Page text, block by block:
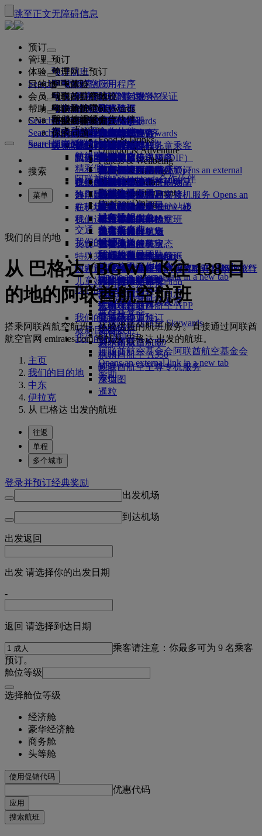
跳至正文无障碍信息
预订
预订
预订航班
搜索航班
航班时刻表
特惠机票
特别优惠
最佳票价搜索
计划行程
预订酒店
旅游项目和活动
旅行服务
迎宾接机服务迎宾接机服务 Opens an
external link in a new tab
迪拜转机服务
交通
机场接送
预订租车
航空公司合作伙伴
关于网上预订
阿联酋航空应用程序
阿联酋航空最优价格保证
座位选择
票价保留
阿联酋航空应用程序
Search flight
管理
管理
管理预订
检索预订
取消预订
更改预订
选择你的座位
升级航班
管理专车接送服务
预订无障碍旅行
在线办理登机手续
值机选项
航班状态
起飞前
起飞前
旅行信息
危险品手册
规则与公告
健康
医疗信息表（MEDIF）
餐食信息
阿联酋禁止携带的物品
迪拜国际机场
阿联酋航空 3 号航站楼
航站楼之间中转
抵达及离开机场
班车接送服务
行李
行李信息
行李信息
托运行李
随身行李
购买更多行李额度
额外托运行李额度
迪拜行李服务
行李延误或损坏
签证和护照
查找签证要求
签证和护照信息
美国旅行授权
阿联酋签证
Search flight
体验
空中体验
航班都有哪些设施与服务？
舱等特色
头等舱
商务舱
豪华经济舱
经济舱
机上舒适用品
机上娱乐
ice系统中的节目
ice直播电视
机上Wi-Fi
儿童娱乐
美食
头等舱美食
商务舱美食
豪华经济舱用餐
经济舱美食
饮料
我们的机队
波音777
阿联酋航空A380
阿联酋航空 A350
阿联酋航空至尊专机服务
座位图
阿联酋航空体验
你的旅程由此开始
阿联酋航空体验
专车接送服务
阿联酋航空服务
季节和节日
无接触旅程
我们的候机室
头等舱贵宾室
商务舱候机室
全球各地的候机室
合作伙伴候机室
付费使用候机室
马哈巴贵宾室
阿联酋航空购物
阿联酋航空免税商品
阿联酋航空官方商店
家庭旅行
和家人一同出行
规划你的家庭旅行
无成人陪伴的儿童乘客
怀孕
行李额度
儿童和婴儿票价规则
儿童安全座椅和摇篮
在机场
机上
携孩子旅行
携婴儿旅行
婴儿随身行李限额
儿童和婴儿餐食
儿童娱乐
儿童娱乐
儿童玩具
儿童活动
飞悦卓越
飞悦卓越
飞悦卓越的理由
关于我们
关于我们
我们的故事
媒体中心媒体中心 Opens an external
link in a new tab
集团公司
安全
财务透明
负责任企业
我们的员工
我们的领导团队
工作机会工作机会 Opens an external
link in a new tab
我们的地球
运营方面可持续发展
环保政策
环境报告
我们的社区
阿联酋航空基金会阿联酋航空基金会
Opens an external link in a new tab
赞助
Search flight
目的地
我们的目的地
目的地
我们的目的地
亚太地区
美洲
非洲
欧洲
中东
热门目的地
飞往伦敦的航班
飞往曼彻斯特的航班
飞往巴黎的航班
飞往米兰的航班
飞往巴塞罗那的航班
探索迪拜
飞往迪拜的航班
北京飞往迪拜
广州飞往迪拜
上海飞往迪拜
最新目的地
赫尔辛基
杭州
岘港
深圳
暹粒
Explore Dubai
Explore Dubai
Explore
Food & Drinks
Outdoor & Adventure
Fitness & Wellbeing
Culture & Heritage
Beach & Marine
Family entertainment
Outdoor Dining
我们的旅行合作伙伴
空中和地面合作伙伴
我们的旅行合作伙伴
澳洲航空
flydubai
阿联酋航空Skywards合作伙伴
探索
探索阿联酋航空目的地
航线图
精彩假日
海滩目的地
野外生活假日
历史和文化假日
城市休闲
美食家度假
Search flight
会员
阿联酋航空Skywards
加入阿联酋航空 Skywards
关于阿联酋航空Skywards
会员级别
迪拜航空
现金+里程
数字会员卡
我的家庭
使用里程
申领里程
购买里程
赚取里程
Skywards Skysurfers
Skywards ExclusivesSkywards Exclusives
Opens an external link in a new tab
我们的合作伙伴
Skywards Rail
里程计算器
登录阿联酋航空 Skywards
Skywards+
企业商务奖励
注册你的公司
企业商务奖励
注册你的公司
登录“企业商务奖励”
礼遇
计划运作方式
常见问题
Search flight
帮助
帮助和联系方式
帮助和联系方式
帮助和联系方式
更改或取消
签证和护照帮助
反馈和投诉
行李延误或损坏支持
迪拜转机服务
我们运营方面的变化
近期的旅行更新
查看你的航班状态
特殊乘客出行服务
搭乘阿联酋航空的航班，开启畅达旅行
特殊帮助和请求
你的问题
常见问题
常见问题
阿联酋航空办事处预订
我们的网络和代码共享
我们的其他产品
特殊帮助和请求
行李和丢失财物
准备旅行
在机场
阿联酋航空Skywards
阿联酋航空企业商务奖励
你的机上体验
工具和资源
手机和阿联酋航空 APP
取消或变更预订
中断旅行
关于阿联酋航空
Search flight
CN
搜索
菜单
我们的目的地
从 巴格达 (BGW) 飞往 138 目
的地的阿联酋航空航班
搭乘阿联酋航空航班，体验优质的航班服务。直接通过阿联酋
航空官网 emirates.com 查找从 巴格达 出发的航班。
主页
我们的目的地
中东
伊拉克
从 巴格达 出发的航班
往返
单程
多个城市
登录并预订经典奖励
出发机场
到达机场
出发返回
出发 请选择你的出发日期
-
返回 请选择到达日期
乘客请注意：你最多可为 9 名乘客
预订。
舱位等级
选择舱位等级
经济舱
豪华经济舱
商务舱
头等舱
使用促销代码
优惠代码
应用
搜索航班